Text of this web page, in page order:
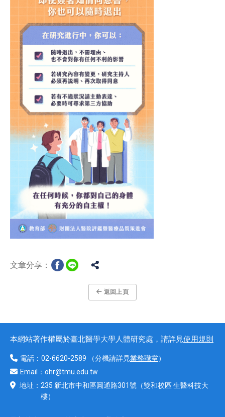
文章分享：
返回上頁
本網站著作權屬於臺北醫學大學人體研究處，請詳見使用規則
電話： 02-6620-2589 （分機請詳見業務職掌）
Email： ohr@tmu.edu.tw
地址： 235 新北市中和區圓通路301號 （雙和校區 生醫科技大
樓）